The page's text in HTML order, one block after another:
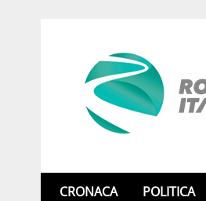
CRONACA POLITICA